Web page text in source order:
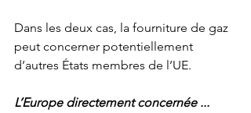
Dans les deux cas, la fourniture de gaz
peut concerner potentiellement
d’autres États membres de l’UE.
L’Europe directement concernée ...